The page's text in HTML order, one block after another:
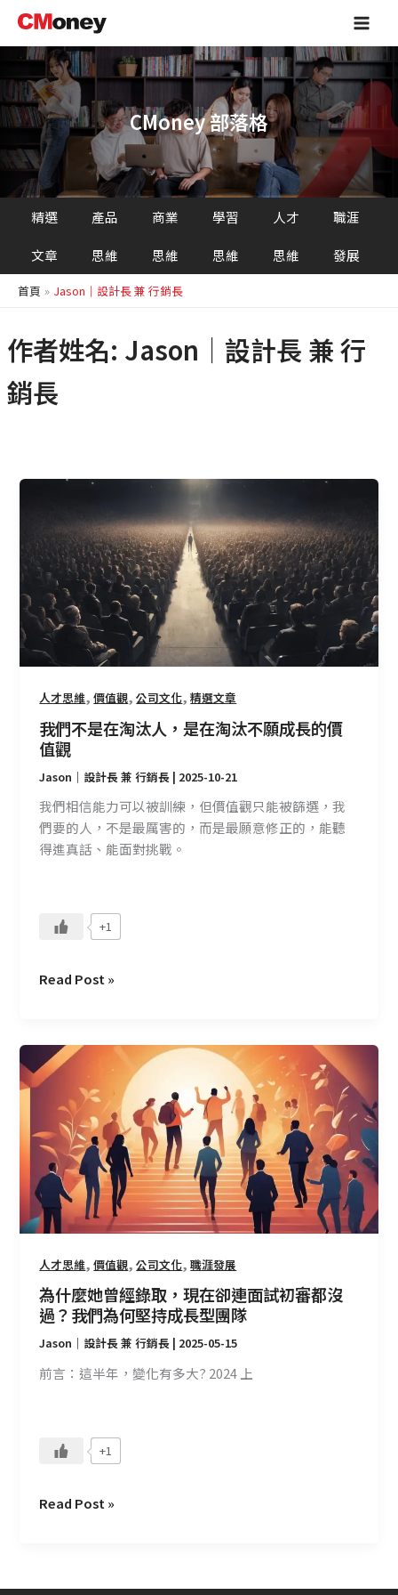
主
容
Main
CMoney 部落格
精選
文章
產品
思維
商業
思維
學習
思維
人才
思維
職涯
發展
首頁 Jason｜設計長 兼 行銷長
作者姓名: Jason｜設計長 兼 行
銷長
人才思維,價值觀,公司文化,精選文章
我們不是在淘汰人，是在淘汰不願成長的價
值觀
Jason｜設計長 兼 行銷長 | 2025-10-21
我們相信能力可以被訓練，但價值觀只能被篩選，我
們要的人，不是最厲害的，而是最願意修正的，能聽
得進真話、能面對挑戰。
+1
是
在
淘
汰
人，
是
淘
汰
不
成
長
的
價
Read Post »
人才思維,價值觀,公司文化,職涯發展
為什麼她曾經錄取，現在卻連面試初審都沒
過？我們為何堅持成長型團隊
Jason｜設計長 兼 行銷長 | 2025-05-15
前言：這半年，變化有多大? 2024 上
+1
為
什
曾
經
錄
取，
現
卻
連
面
初
審
過？
為
成
Read Post »